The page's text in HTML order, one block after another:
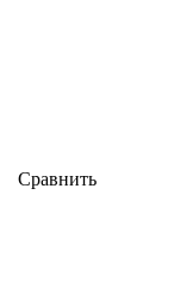
Сравнить